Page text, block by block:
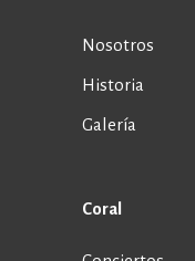
Nosotros
Historia
Galería
Coral